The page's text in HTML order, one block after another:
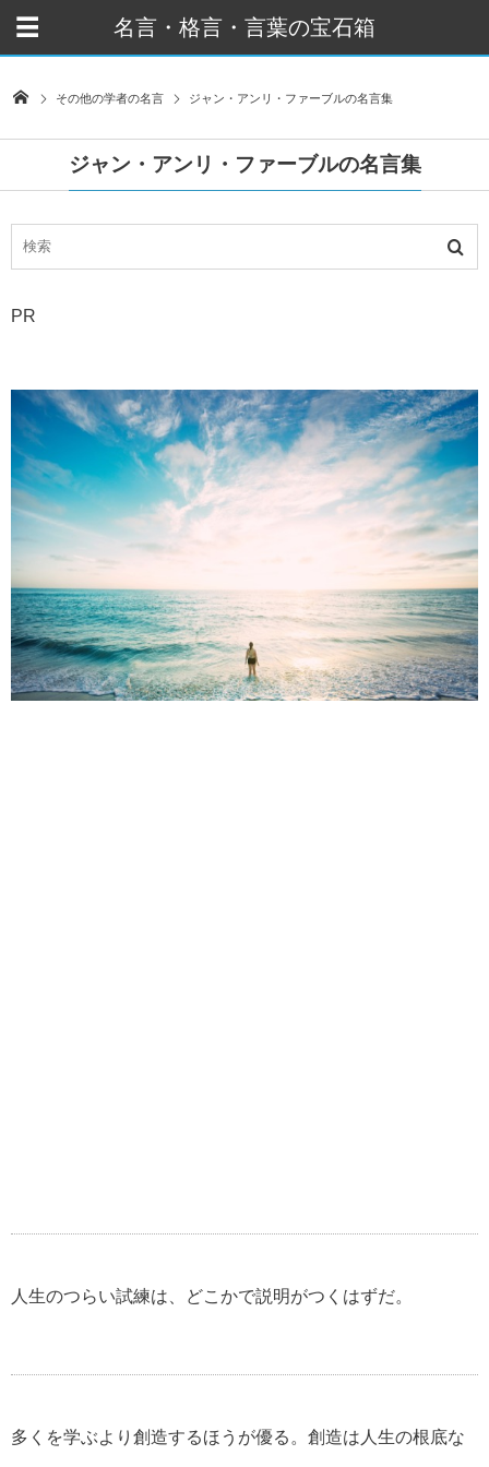
名言・格言・言葉の宝石箱
その他の学者の名言 ジャン・アンリ・ファーブルの名言集
ジャン・アンリ・ファーブルの名言集
PR
人生のつらい試練は、どこかで説明がつくはずだ。
多くを学ぶより創造するほうが優る。創造は 人生の根底な